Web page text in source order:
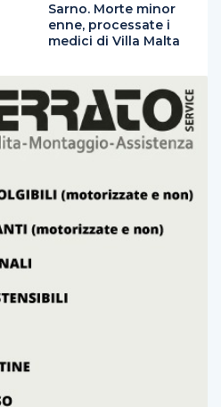
Sarno. Morte minor
enne, processate i
medici di Villa Malta